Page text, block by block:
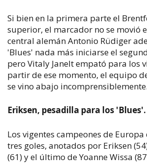
Si bien en la primera parte el
superior, el marcador no se movió
central alemán Antonio Rüdiger
'Blues' nada más iniciarse el
pero Vitaly Janelt empató para los
partir de ese momento, el equipo
se vino abajo incomprensiblemente.
Eriksen, pesadilla para los 'Blues'.
Los vigentes campeones de
tres goles, anotados por Eriksen
(61) y el último de Yoanne Wissa